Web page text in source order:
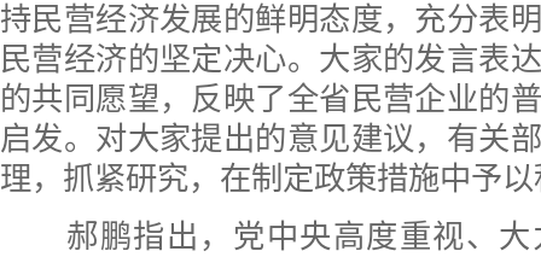
持民营经济发展的鲜明态度，充分表
民营经济的坚定决心。大家的发言表
的共同愿望，反映了全省民营企业的
启发。对大家提出的意见建议，有关
理，抓紧研究，在制定政策措施中予
郝鹏指出，党中央高度重视、大